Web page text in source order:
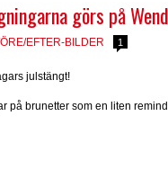
görs på
EFTER-BILDER 1
julstängt!
på brunetter som en liten